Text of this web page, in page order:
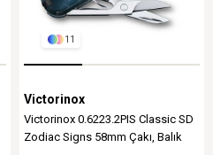
11
Victorinox
Victorinox 0.6223.2PIS Classic SD
Zodiac Signs 58mm Çakı, Balık